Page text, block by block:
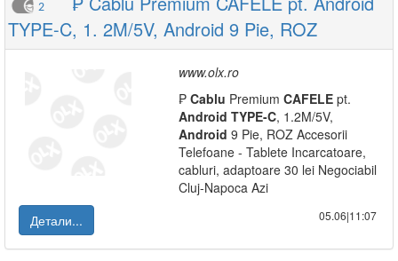
2
TYPE-C, 1. 2M/5V, Android 9 Pie, ROZ
www.olx.ro
₱ Cablu Premium CAFELE pt.
Android TYPE-C, 1.2M/5V,
Android 9 Pie, ROZ Accesorii
Telefoane - Tablete Incarcatoare,
cabluri, adaptoare 30 lei Negociabil
Cluj-Napoca Azi
Детали...
05.06|11:07